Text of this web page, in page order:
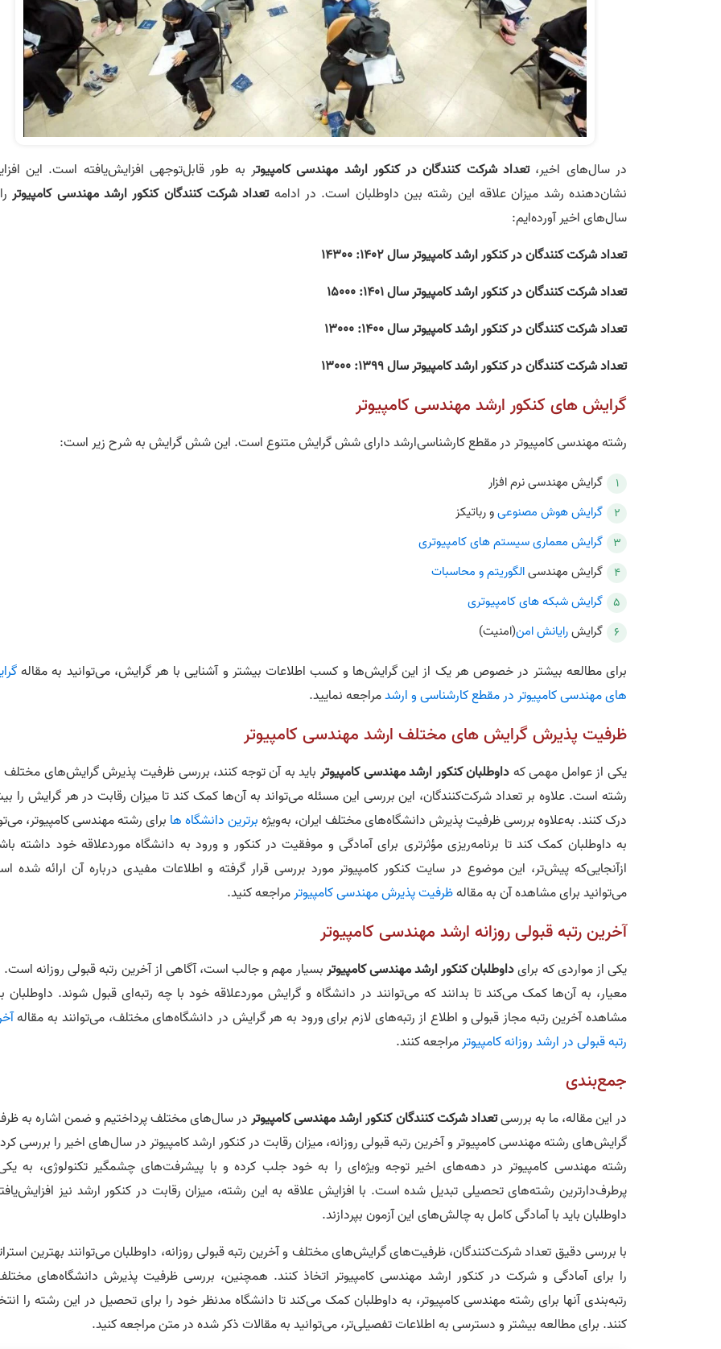
در سال‌های اخیر، تعداد شرکت‌ کنندگان در کنکور ارشد مهندسی کامپیوتر به طور قابل‌توجهی افزایش‌یافته است. این
نشان‌دهنده رشد میزان علاقه این رشته بین داوطلبان است. در ادامه تعداد شرکت‌ کنندگان کنکور ارشد مهندسی کامپیوتر
سال‌های اخیر آورده‌ایم:
تعداد شرکت کنندگان در کنکور ارشد کامپیوتر سال 1402:
14300
تعداد شرکت کنندگان در کنکور ارشد کامپیوتر سال 1401: 15000
تعداد شرکت کنندگان در کنکور ارشد کامپیوتر سال 1400: 13000
تعداد شرکت کنندگان در کنکور ارشد کامپیوتر سال 1399: 13000
گرایش‌ های کنکور ارشد مهندسی کامپیوتر
رشته مهندسی کامپیوتر در مقطع کارشناسی‌ارشد دارای شش گرایش متنوع است. این شش گرایش به شرح زیر است:
گرایش مهندسی نرم‌ افزار
گرایش هوش مصنوعیو رباتیکز
گرایش معماری سیستم‌ های کامپیوتری
گرایش مهندسیالگوریتم و محاسبات
گرایش شبکه های کامپیوتری
گرایشرایانش امن(امنیت)
برای مطالعه بیشتر در خصوص هر یک از این گرایش‌ها و کسب اطلاعات بیشتر و آشنایی با هر گرایش، می‌توانید به مقاله
های مهندسی کامپیوتر در مقطع کارشناسی و ارشدمراجعه نمایید.
ظرفیت پذیرش گرایش‌ های مختلف ارشد مهندسی کامپیوتر
یکی از عوامل مهمی کهداوطلبان کنکور ارشد مهندسی کامپیوتر باید به آن توجه کنند، بررسی ظرفیت پذیرش گرایش‌های مختلف
رشته است. علاوه بر تعداد شرکت‌کنندگان، این بررسی این مسئله می‌تواند به آن‌ها کمک کند تا میزان رقابت در هر گرایش را
درک کنند. به‌علاوه بررسی ظرفیت پذیرش دانشگاه‌های مختلف ایران، به‌ویژهبرترین دانشگاه‌ ها برای رشته مهندسی کامپیوتر،
به داوطلبان کمک کند تا برنامه‌ریزی مؤثرتری برای آمادگی و موفقیت در کنکور و ورود به دانشگاه موردعلاقه خود داشته
ازآنجایی‌که پیش‌تر، این موضوع در سایت کنکور کامپیوتر مورد بررسی قرار گرفته و اطلاعات مفیدی درباره آن ارائه شده
می‌توانید برای مشاهده آن به مقالهظرفیت پذیرش مهندسی کامپیوترمراجعه کنید.
آخرین رتبه قبولی روزانه ارشد مهندسی کامپیوتر
یکی از مواردی که برایداوطلبان کنکور ارشد مهندسی کامپیوتربسیار مهم و جالب است، آگاهی از آخرین رتبه قبولی روزانه است.
معیار، به آن‌ها کمک می‌کند تا بدانند که می‌توانند در دانشگاه و گرایش موردعلاقه خود با چه رتبه‌ای قبول شوند. داوطلبان
مشاهده آخرین رتبه مجاز قبولی و اطلاع از رتبه‌های لازم برای ورود به هر گرایش در دانشگاه‌های مختلف، می‌توانند به مقاله
رتبه قبولی در ارشد روزانه کامپیوترمراجعه کنند.
جمع‌بندی
در این مقاله، ما به بررسیتعداد شرکت‌ کنندگان کنکور ارشد مهندسی کامپیوتردر سال‌های مختلف پرداختیم و ضمن اشاره به
گرایش‌های رشته مهندسی کامپیوتر و آخرین رتبه قبولی روزانه، میزان رقابت در کنکور ارشد کامپیوتر در سال‌های اخیر را بررسی
رشته مهندسی کامپیوتر در دهه‌های اخیر توجه ویژه‌ای را به خود جلب کرده و با پیشرفت‌های چشمگیر تکنولوژی، به
پرطرف‌دارترین رشته‌های تحصیلی تبدیل شده است. با افزایش علاقه به این رشته، میزان رقابت در کنکور ارشد نیز
داوطلبان باید با آمادگی کامل به چالش‌های این آزمون بپردازند.
با بررسی دقیق تعداد شرکت‌کنندگان، ظرفیت‌های گرایش‌های مختلف و آخرین رتبه قبولی روزانه، داوطلبان می‌توانند بهترین
را برای آمادگی و شرکت در کنکور ارشد مهندسی کامپیوتر اتخاذ کنند. همچنین، بررسی ظرفیت پذیرش دانشگاه‌های
رتبه‌بندی آنها برای رشته مهندسی کامپیوتر، به داوطلبان کمک می‌کند تا دانشگاه مدنظر خود را برای تحصیل در این رشته را
کنند. برای مطالعه بیشتر و دسترسی به اطلاعات تفصیلی‌تر، می‌توانید به مقالات ذکر شده در متن مراجعه کنید.